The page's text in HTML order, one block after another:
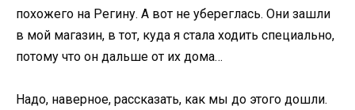
похожего на Регину. А вот не убереглась. Они зашли
в мой магазин, в тот, куда я стала ходить специально,
потому что он дальше от их дома…
Надо, наверное, рассказать, как мы до этого дошли.